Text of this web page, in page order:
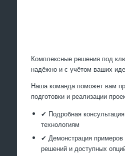
Комплексные решения под
надёжно и с учётом ваших
Наша команда поможет вам
подготовки и реализации
✔ Подробная
технологиям
✔ Демонстрация примеров
решений и доступных